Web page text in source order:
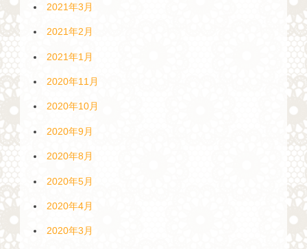
2021年3月
2021年2月
2021年1月
2020年11月
2020年10月
2020年9月
2020年8月
2020年5月
2020年4月
2020年3月